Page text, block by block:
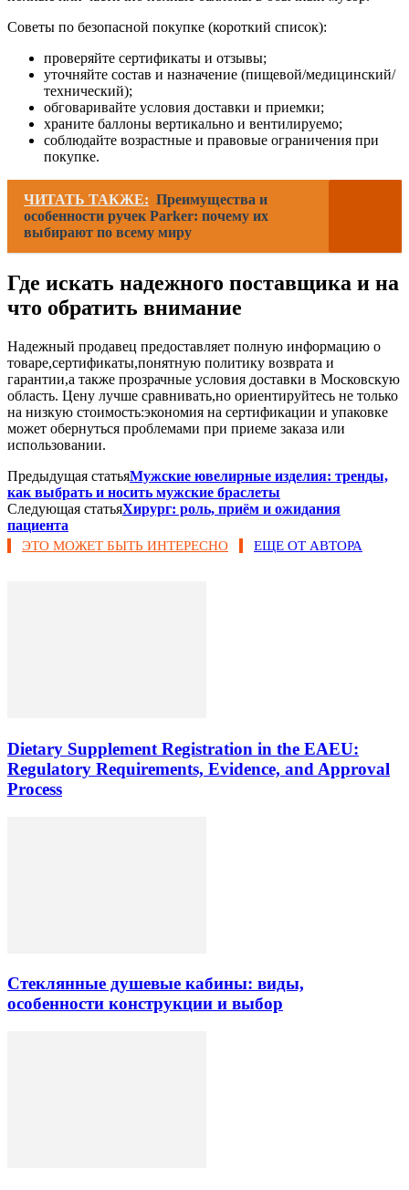
Советы по безопасной покупке (короткий список):
проверяйте сертификаты и отзывы;
уточняйте состав и назначение (пищевой/медицинский/
технический);
обговаривайте условия доставки и приемки;
храните баллоны вертикально и вентилируемо;
соблюдайте возрастные и правовые ограничения при
покупке.
ЧИТАТЬ ТАКЖЕ: Преимущества и
особенности ручек Parker: почему их
выбирают по всему миру
Где искать надежного поставщика и на
что обратить внимание
Надежный продавец предоставляет полную информацию о
товаре,сертификаты,понятную политику возврата и
гарантии,а также прозрачные условия доставки в Московскую
область. Цену лучше сравнивать,но ориентируйтесь не только
на низкую стоимость:экономия на сертификации и упаковке
может обернуться проблемами при приеме заказа или
использовании.
Предыдущая статьяМужские ювелирные изделия: тренды,
как выбрать и носить мужские браслеты
Следующая статьяХирург: роль, приём и ожидания
пациента
ЭТО МОЖЕТ БЫТЬ ИНТЕРЕСНО ЕЩЕ ОТ АВТОРА
Dietary Supplement Registration in the EAEU:
Regulatory Requirements, Evidence, and Approval
Process
Стеклянные душевые кабины: виды,
особенности конструкции и выбор